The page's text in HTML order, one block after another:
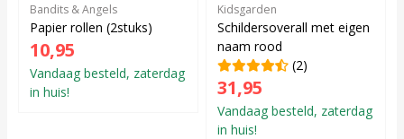
Bandits & Angels
Papier rollen (2stuks)
10,95
Vandaag besteld, zaterdag
in huis!
Kidsgarden
Schildersoverall met eigen
naam rood
(2)
31,95
Vandaag besteld, zaterdag
in huis!